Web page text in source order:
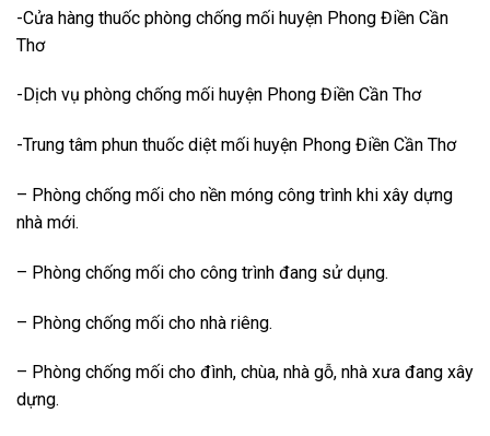
-Cửa hàng thuốc phòng chống mối huyện Phong Điền Cần
Thơ
-Dịch vụ phòng chống mối huyện Phong Điền Cần Thơ
-Trung tâm phun thuốc diệt mối huyện Phong Điền Cần Thơ
– Phòng chống mối cho nền móng công trình khi xây dựng
nhà mới.
– Phòng chống mối cho công trình đang sử dụng.
– Phòng chống mối cho nhà riêng.
– Phòng chống mối cho đình, chùa, nhà gỗ, nhà xưa đang xây
dựng.